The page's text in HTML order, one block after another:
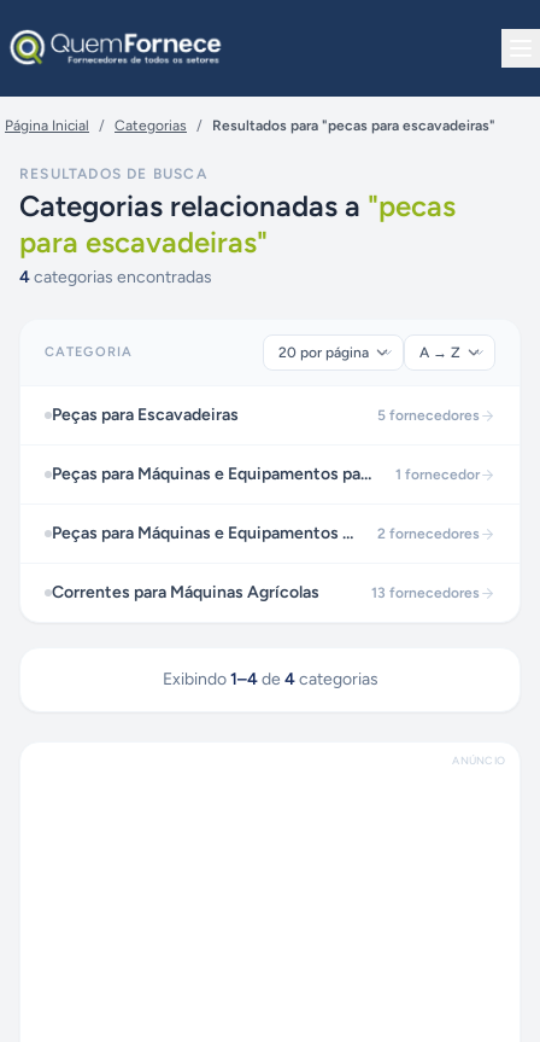
Página Inicial / Categorias / Resultados para "pecas para escavadeiras"
RESULTADOS DE BUSCA
Categorias relacionadas a "pecas
para escavadeiras"
4categorias encontradas
CATEGORIA
Peças para Escavadeiras 5 fornecedores
Peças para Máquinas e Equipamentos para Pavimentação 1 fornecedor
Peças para Máquinas e Equipamentos para Terraplenagem 2 fornecedores
Correntes para Máquinas Agrícolas 13 fornecedores
Exibindo 1–4 de 4 categorias
ANÚNCIO